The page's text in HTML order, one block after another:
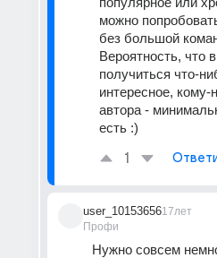
можно
без большой
Вероятность, что
получиться что-
интересное, кому-
автора -
есть :)
1
user_10153656
Профи
17лет
Нужно совсем